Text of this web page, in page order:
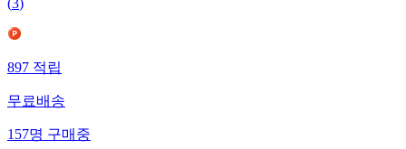
(3)
897적립
무료배송
157명구매중